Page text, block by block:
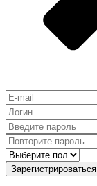
Зарегистрироваться